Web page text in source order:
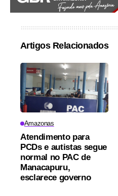
Artigos Relacionados
Amazonas
Atendimento para
PCDs e autistas segue
normal no PAC de
Manacapuru,
esclarece governo